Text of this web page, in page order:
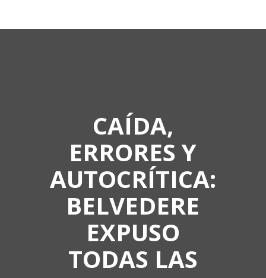
CAÍDA,
ERRORES Y
AUTOCRÍTICA:
BELVEDERE
EXPUSO
TODAS LAS